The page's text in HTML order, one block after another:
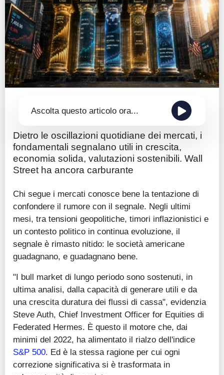
Ascolta questo articolo ora...
Dietro le oscillazioni quotidiane dei mercati, i
fondamentali segnalano utili in crescita,
economia solida, valutazioni sostenibili. Wall
Street ha ancora carburante
Chi segue i mercati conosce bene la tentazione di
confondere il rumore con il segnale. Negli ultimi
mesi, tra tensioni geopolitiche, timori inflazionistici e
un contesto politico in continua evoluzione, il
segnale è rimasto nitido: le società americane
guadagnano, e guadagnano bene.
"I bull market di lungo periodo sono sostenuti, in
ultima analisi, dalla capacità di generare utili e da
una crescita duratura dei flussi di cassa", evidenzia
Steve Auth, Chief Investment Officer for Equities di
Federated Hermes. È questo il motore che, dai
minimi del 2022, ha alimentato il rialzo dell'indice
S&P 500. Ed è la stessa ragione per cui ogni
correzione significativa si è trasformata in